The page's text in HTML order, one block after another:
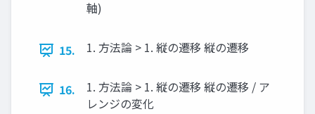
軸)
15. 1. 方法論 > 1. 縦の遷移 縦の遷移
16.
1. 方法論 > 1. 縦の遷移 縦の遷移 / ア
レンジの変化